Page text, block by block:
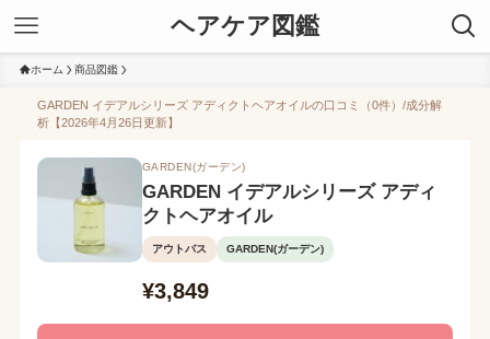
ヘアケア図鑑
ホーム 商品図鑑
GARDEN イデアルシリーズ アディクトヘアオイルの口コミ（0件）/成分解
析【2026年4月26日更新】
GARDEN(ガーデン)
GARDEN イデアルシリーズ アディ
クトヘアオイル
アウトバス GARDEN(ガーデン)
¥3,849